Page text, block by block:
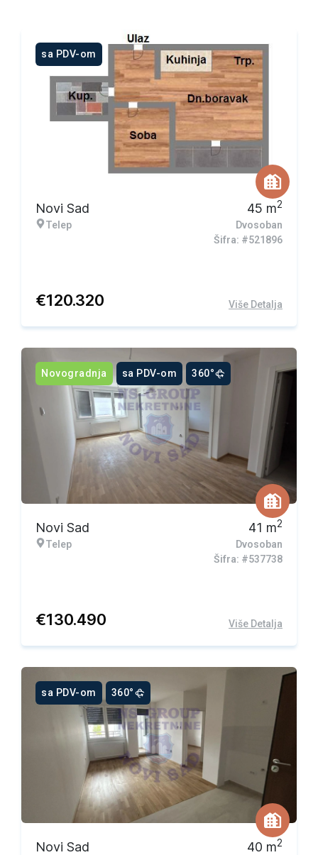
sa PDV-om
Novi Sad
Telep
45 m2
Dvosoban
Šifra: #521896
€120.320 Više Detalja
Novogradnja sa PDV-om 360°
Novi Sad
Telep
41 m2
Dvosoban
Šifra: #537738
€130.490 Više Detalja
sa PDV-om 360°
Novi Sad 40 m2